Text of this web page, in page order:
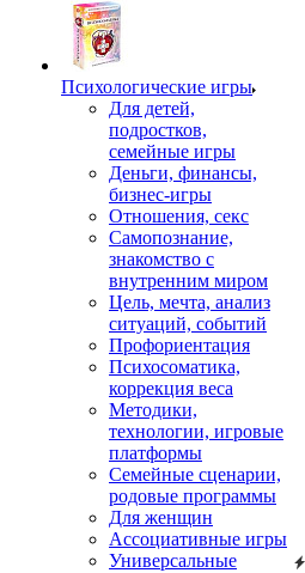
Психологические игры
Для детей,
подростков,
семейные игры
Деньги, финансы,
бизнес-игры
Отношения, секс
Самопознание,
знакомство с
внутренним миром
Цель, мечта, анализ
ситуаций, событий
Профориентация
Психосоматика,
коррекция веса
Методики,
технологии, игровые
платформы
Семейные сценарии,
родовые программы
Для женщин
Ассоциативные игры
Универсальные